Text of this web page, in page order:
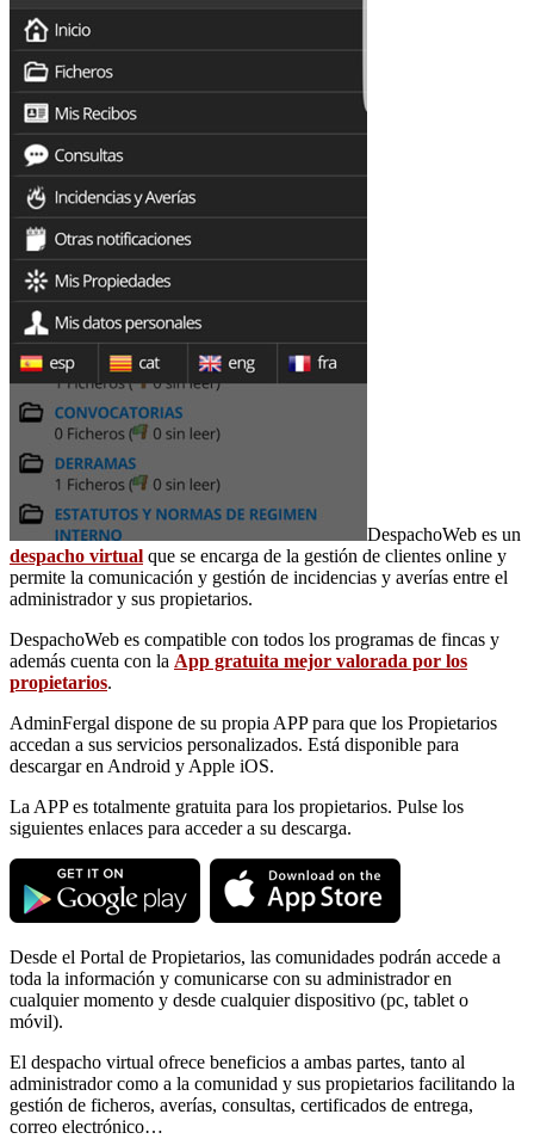
DespachoWeb es un
despacho virtual que se encarga de la gestión de clientes online y
permite la comunicación y gestión de incidencias y averías entre el
administrador y sus propietarios.
DespachoWeb es compatible con todos los programas de fincas y
además cuenta con la App gratuita mejor valorada por los
propietarios.
AdminFergal dispone de su propia APP para que los Propietarios
accedan a sus servicios personalizados. Está disponible para
descargar en Android y Apple iOS.
La APP es totalmente gratuita para los propietarios. Pulse los
siguientes enlaces para acceder a su descarga.
Desde el Portal de Propietarios, las comunidades podrán accede a
toda la información y comunicarse con su administrador en
cualquier momento y desde cualquier dispositivo (pc, tablet o
móvil).
El despacho virtual ofrece beneficios a ambas partes, tanto al
administrador como a la comunidad y sus propietarios facilitando la
gestión de ficheros, averías, consultas, certificados de entrega,
correo electrónico…